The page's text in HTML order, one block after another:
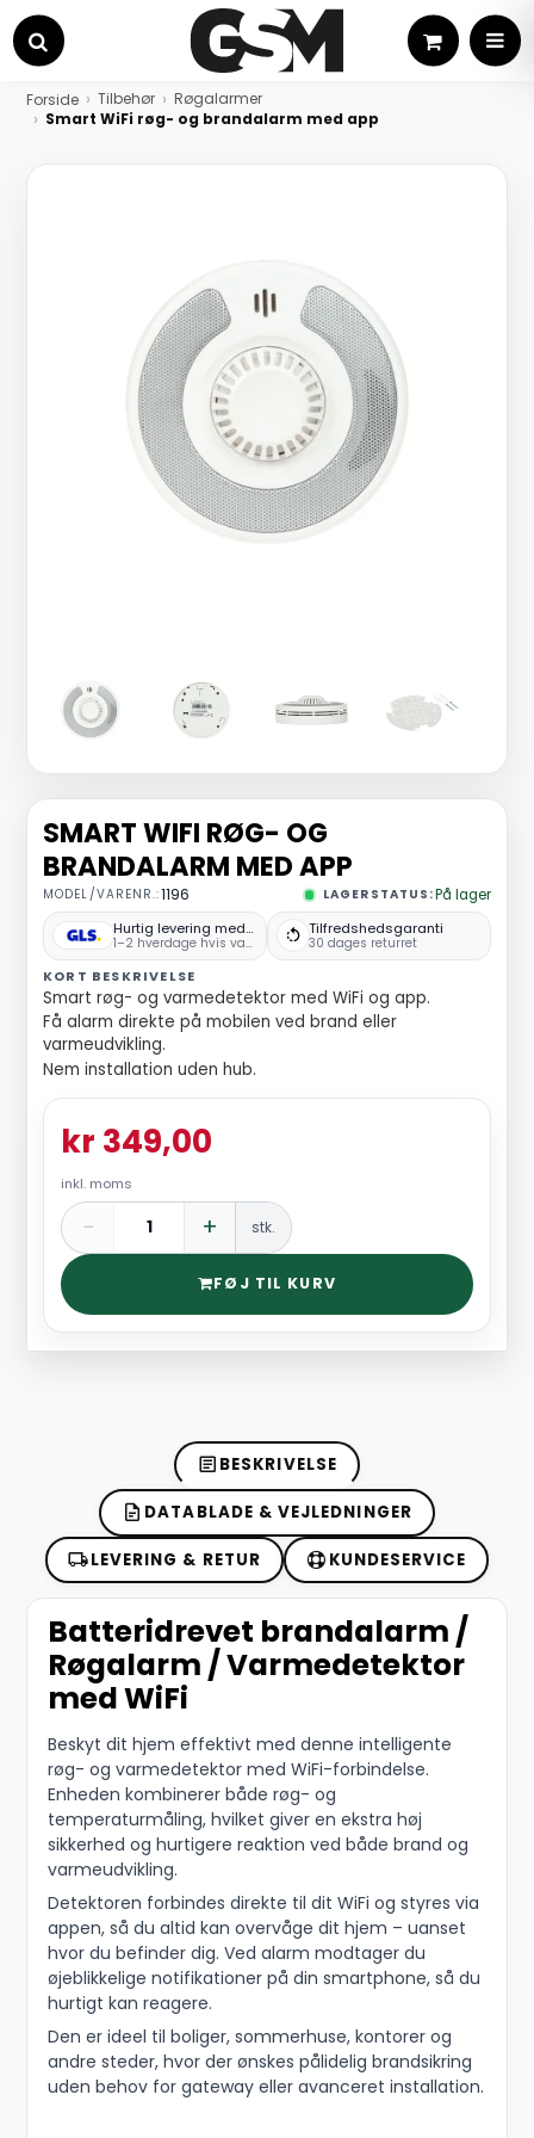
Søg
Kurv
Forside Tilbehør
Røgalarmer
Smart WiFi røg- og brandalarm med app
SMART WIFI RØG- OG
BRANDALARM MED APP
MODEL/VARENR.:1196 LAGERSTATUS:På lager
Hurtig levering med GLS
1–2 hverdage hvis varen er på lager
Tilfredshedsgaranti
30 dages returret
KORT BESKRIVELSE
Smart røg- og varmedetektor med WiFi og app.
Få alarm direkte på mobilen ved brand eller
varmeudvikling.
Nem installation uden hub.
kr 349,00
inkl. moms
− + stk.
FØJ TIL KURV
BESKRIVELSE
DATABLADE & VEJLEDNINGER
LEVERING & RETUR KUNDESERVICE
Batteridrevet brandalarm /
Røgalarm / Varmedetektor
med WiFi
Beskyt dit hjem effektivt med denne intelligente
røg- og varmedetektor med WiFi-forbindelse.
Enheden kombinerer både røg- og
temperaturmåling, hvilket giver en ekstra høj
sikkerhed og hurtigere reaktion ved både brand og
varmeudvikling.
Detektoren forbindes direkte til dit WiFi og styres via
appen, så du altid kan overvåge dit hjem – uanset
hvor du befinder dig. Ved alarm modtager du
øjeblikkelige notifikationer på din smartphone, så du
hurtigt kan reagere.
Den er ideel til boliger, sommerhuse, kontorer og
andre steder, hvor der ønskes pålidelig brandsikring
uden behov for gateway eller avanceret installation.